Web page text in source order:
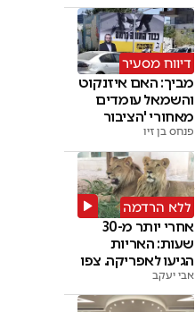
דיווח מסעיר
מביך: האם איזנקוט
והשמאל עומדים
מאחורי 'הציבור
החרדי'
פנחס בן זיו
ללא הרדמה
אחרי יותר מ-30
שעות: האריות
הגיעו לאפריקה. צפו
אבי יעקב